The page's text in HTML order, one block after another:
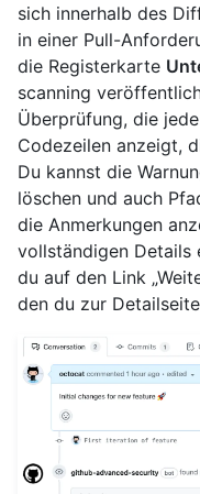
sich innerhalb des
in einer Pull-
die Registerkarte
scanning
Überprüfung, die
Codezeilen anzeigt,
Du kannst die
löschen und auch
die Anmerkungen
vollständigen Details
du auf den Link
den du zur